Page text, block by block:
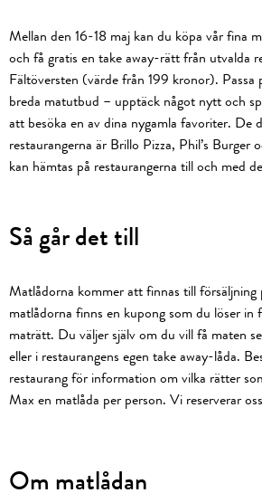
Mellan den 16-18 maj kan du köpa vår fina
och få gratis en take away-rätt från utvalda
Fältöversten (värde från 199 kronor).
breda matutbud – upptäck något nytt och
att besöka en av dina nygamla favoriter. De
restaurangerna är Brillo Pizza, Phil’s Burger
kan hämtas på restaurangerna till och med
Så går det till
Matlådorna kommer att finnas till
matlådorna finns en kupong som du löser
maträtt. Du väljer själv om du vill få maten
eller i restaurangens egen take away-låda.
restaurang för information om vilka rätter
Max en matlåda per person. Vi reserverar
Om matlådan